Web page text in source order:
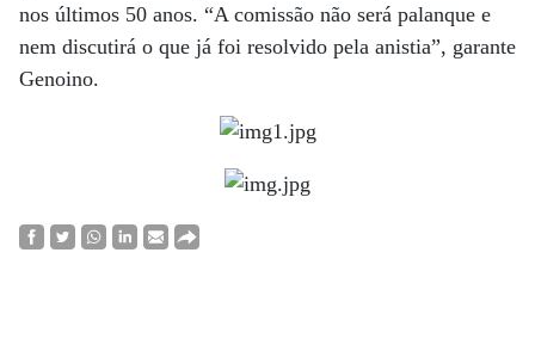
nos últimos 50 anos. “A comissão não será palanque e
nem discutirá o que já foi resolvido pela anistia”, garante
Genoino.